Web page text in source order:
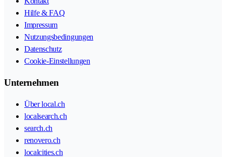
Hilfe & FAQ
Impressum
Nutzungsbedingungen
Datenschutz
Cookie-Einstellungen
Unternehmen
Über local.ch
localsearch.ch
search.ch
renovero.ch
localcities.ch